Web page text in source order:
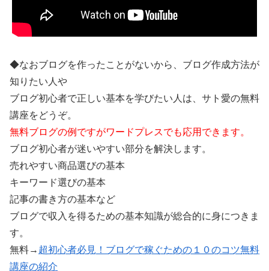
◆なおブログを作ったことがないから、ブログ作成方法が
知りたい人や
ブログ初心者で正しい基本を学びたい人は、サト愛の無料
講座をどうぞ。
無料ブログの例ですがワードプレスでも応用できます。
ブログ初心者が迷いやすい部分を解決します。
売れやすい商品選びの基本
キーワード選びの基本
記事の書き方の基本など
ブログで収入を得るための基本知識が総合的に身につきま
す。
無料→ 超初心者必見！ブログで稼ぐための１０のコツ無料
講座の紹介